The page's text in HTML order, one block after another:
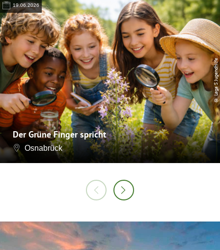
19.06.2026
Der Grüne Finger spricht
Osnabrück
© Lega S Jugendhilfe